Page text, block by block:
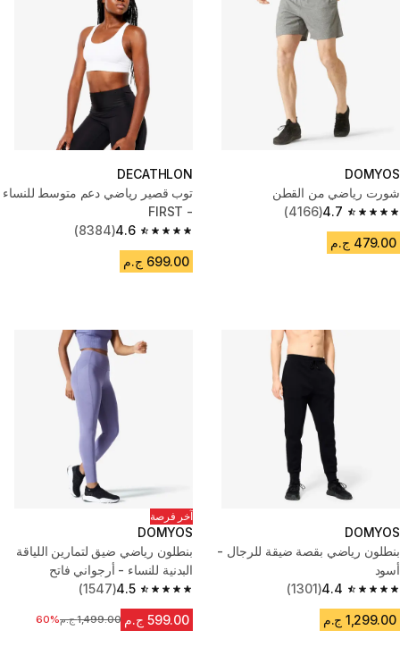
DOMYOS
شورت رياضي من القطن
4.7
4.7 out of 5 stars from 4166 reviews
(4166)
479.00 ج.م
DECATHLON
توب قصير رياضي دعم متوسط للنساء
- FIRST
4.6
4.6 out of 5 stars from 8384 reviews
(8384)
699.00 ج.م
DOMYOS
بنطلون رياضي بقصة ضيقة للرجال -
أسود
4.4
4.4 out of 5 stars from 1301 reviews
(1301)
1,299.00 ج.م
آخر فرصة
DOMYOS
بنطلون رياضي ضيق لتمارين اللياقة
البدنية للنساء - أرجواني فاتح
4.5
4.5 out of 5 stars from 1547 reviews
(1547)
599.00 ج.م السعر قبل التخفيض
1,499.00 ج.م 60%